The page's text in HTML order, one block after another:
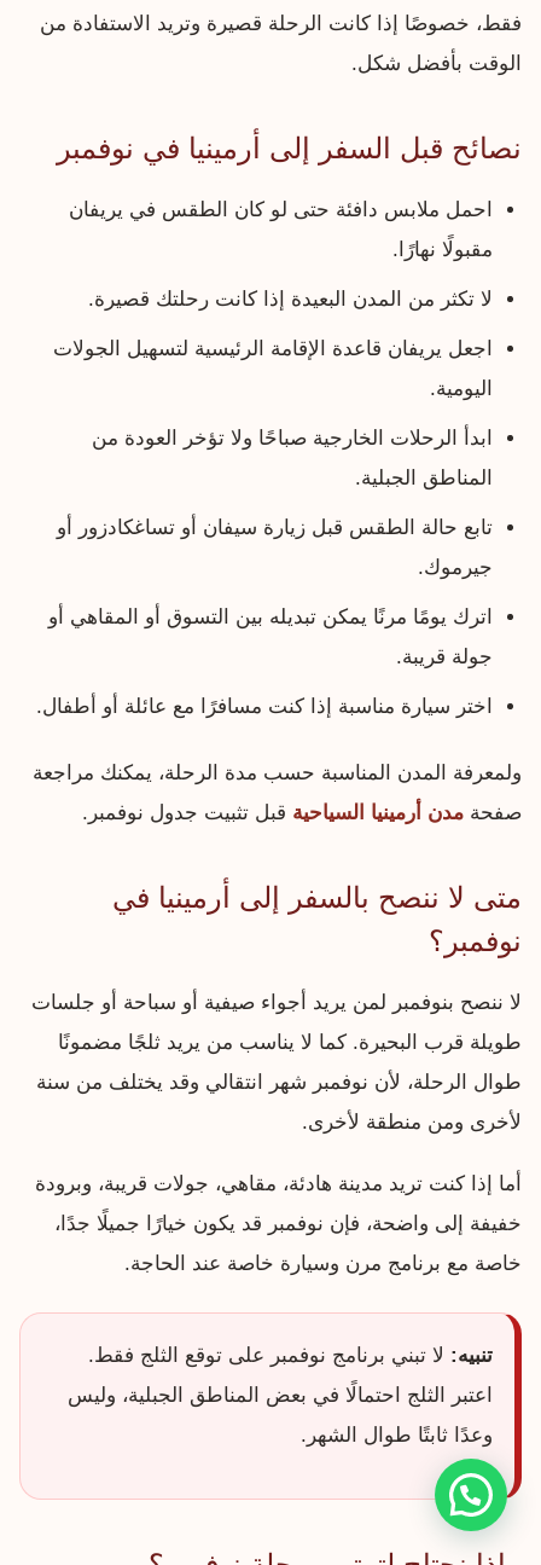
فقط، خصوصًا إذا كانت الرحلة قصيرة وتريد الاستفادة من
الوقت بأفضل شكل.
نصائح قبل السفر إلى أرمينيا في نوفمبر
احمل ملابس دافئة حتى لو كان الطقس في يريفان
مقبولًا نهارًا.
لا تكثر من المدن البعيدة إذا كانت رحلتك قصيرة.
اجعل يريفان قاعدة الإقامة الرئيسية لتسهيل الجولات
اليومية.
ابدأ الرحلات الخارجية صباحًا ولا تؤخر العودة من
المناطق الجبلية.
تابع حالة الطقس قبل زيارة سيفان أو تساغكادزور أو
جيرموك.
اترك يومًا مرنًا يمكن تبديله بين التسوق أو المقاهي أو
جولة قريبة.
اختر سيارة مناسبة إذا كنت مسافرًا مع عائلة أو أطفال.
ولمعرفة المدن المناسبة حسب مدة الرحلة، يمكنك مراجعة
صفحة مدن أرمينيا السياحية قبل تثبيت جدول نوفمبر.
متى لا ننصح بالسفر إلى أرمينيا في
نوفمبر؟
لا ننصح بنوفمبر لمن يريد أجواء صيفية أو سباحة أو جلسات
طويلة قرب البحيرة. كما لا يناسب من يريد ثلجًا مضمونًا
طوال الرحلة، لأن نوفمبر شهر انتقالي وقد يختلف من سنة
لأخرى ومن منطقة لأخرى.
أما إذا كنت تريد مدينة هادئة، مقاهي، جولات قريبة، وبرودة
خفيفة إلى واضحة، فإن نوفمبر قد يكون خيارًا جميلًا جدًا،
خاصة مع برنامج مرن وسيارة خاصة عند الحاجة.
تنبيه: لا تبني برنامج نوفمبر على توقع الثلج فقط.
اعتبر الثلج احتمالًا في بعض المناطق الجبلية، وليس
وعدًا ثابتًا طوال الشهر.